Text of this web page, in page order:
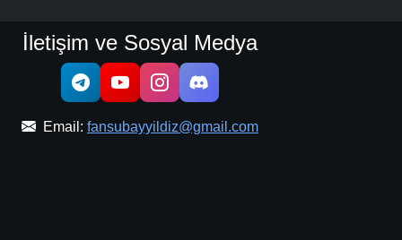
İletişim ve Sosyal Medya
Email: fansubayyildiz@gmail.com